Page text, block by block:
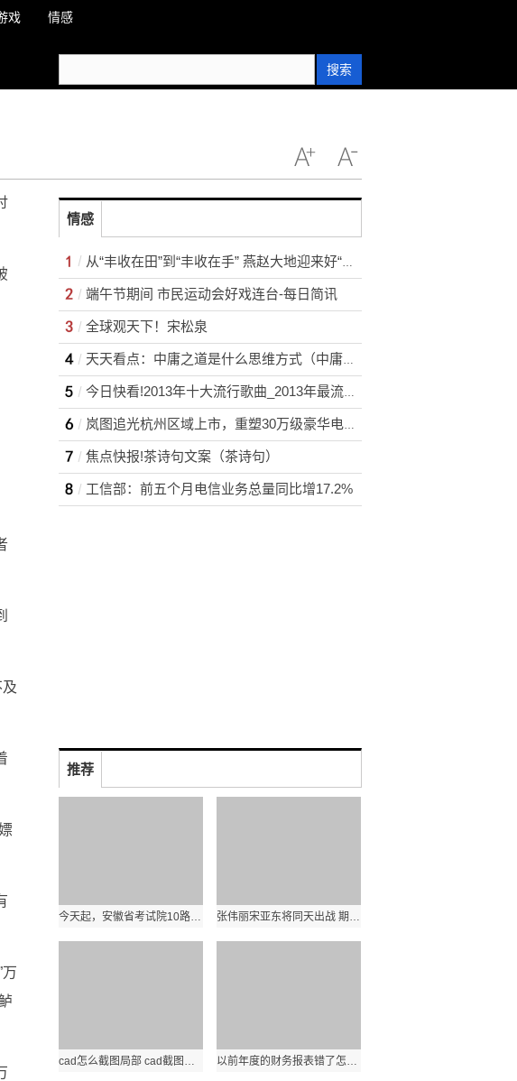
戏 情感
搜索
情感
从“丰收在田”到“丰收在手” 燕赵大地迎来好“丰”景 世界快看点
端午节期间 市民运动会好戏连台-每日简讯
全球观天下！宋松泉
天天看点：中庸之道是什么思维方式（中庸之道精髓是什么）
今日快看!2013年十大流行歌曲_2013年最流行最好听的歌有哪些
岚图追光杭州区域上市，重塑30万级豪华电动轿车市场格局
焦点快报!茶诗句文案（茶诗句）
工信部：前五个月电信业务总量同比增17.2%
推荐
今天起，安徽省考试院10路高招热线延长接听时间！｜新闻早班车 张伟丽宋亚东将同天出战 期待中国MMA运动新起点 全球动态
cad怎么截图局部 cad截图怎么截 以前年度的财务报表错了怎么修改（年度财务报表是12月份的报表吗） 环球报道